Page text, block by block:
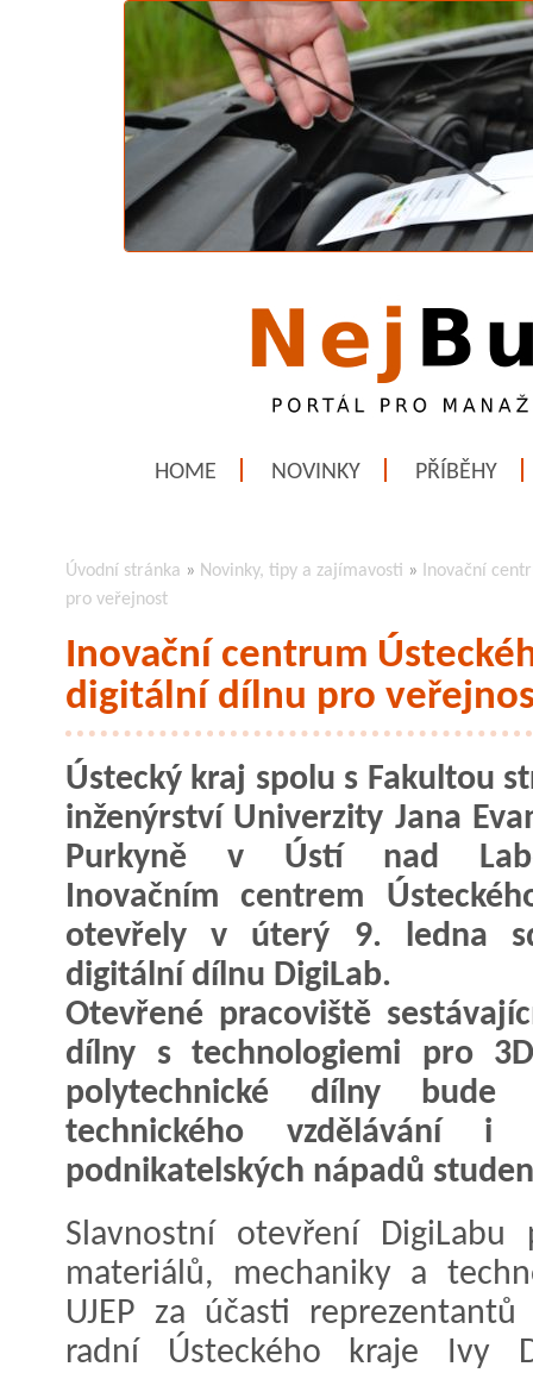
HOME NOVINKY PŘÍBĚHY
Úvodní stránka » Novinky, tipy a zajímavosti »
Inovační
pro veřejnost
Inovační centrum
digitální dílnu pro
Ústecký kraj spolu s Fakultou
inženýrství Univerzity Jana
Purkyně v Ústí nad
Inovačním centrem
otevřely v úterý 9. ledna
digitální dílnu DigiLab.
Otevřené pracoviště
dílny s technologiemi pro
polytechnické dílny bude
technického vzdělávání i
podnikatelských nápadů
Slavnostní otevření
materiálů, mechaniky a
UJEP za účasti
radní Ústeckého kraje Ivy